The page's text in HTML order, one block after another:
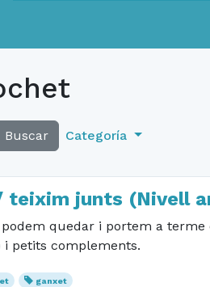
Buscar Categoría
teixim junts (Nivell
quedar i portem a
i petits complements.
ganxet